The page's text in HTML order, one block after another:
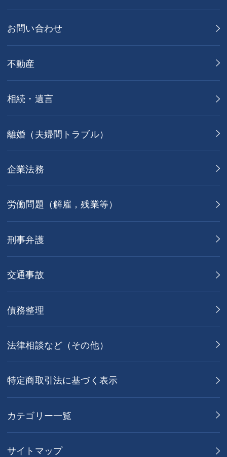
お問い合わせ
不動産
相続・遺言
離婚（夫婦間トラブル）
企業法務
労働問題（解雇，残業等）
刑事弁護
交通事故
債務整理
法律相談など（その他）
特定商取引法に基づく表示
カテゴリー一覧
サイトマップ